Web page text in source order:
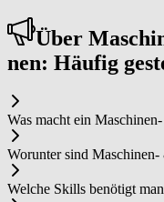
Über
nen: Häufig
Was macht ein
Worunter sind
Welche Skills benötigt